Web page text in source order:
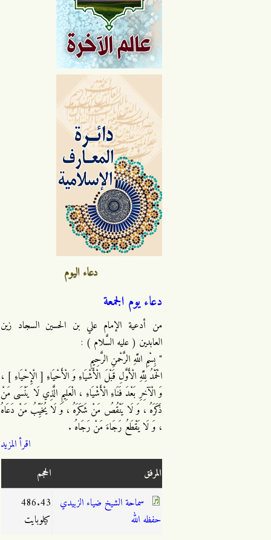
دعاء اليوم
دعاء يوم الجمعة
من أدعية الإمام علي بن الحسين السجاد زين
العابدين ( عليه السَّلام ) :
" بِسْمِ اللَّهِ الرَّحْمنِ الرَّحِيمِ
الْحَمْدُ لِلَّهِ الْأَوَّلِ قَبْلَ الْأَشْيَاءِ وَ الْأَحْيَاءِ [ الْإِحْيَاءِ ] ،
وَ الْآخِرِ بَعْدَ فَنَاءِ الْأَشْيَاءِ ، الْعَلِيمِ الَّذِي لَا يَنْسَى مَنْ
ذَكَرَهُ ، وَ لَا يَنْقُصُ مَنْ شَكَرَهُ ، وَ لَا يُخَيِّبُ مَنْ دَعَاهُ
، وَ لَا يَقْطَعُ رَجَاءَ مَنْ رَجَاهُ .
اقرأ المزيد
المرفق
الحجم
سماحة الشيخ ضياء الزبيدي
حفظه الله
486.43
كيلوبايت